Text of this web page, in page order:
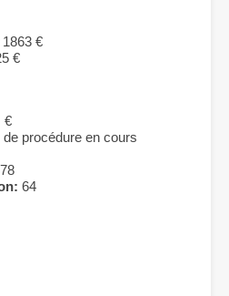
1863 €
€
€
procédure en cours
64